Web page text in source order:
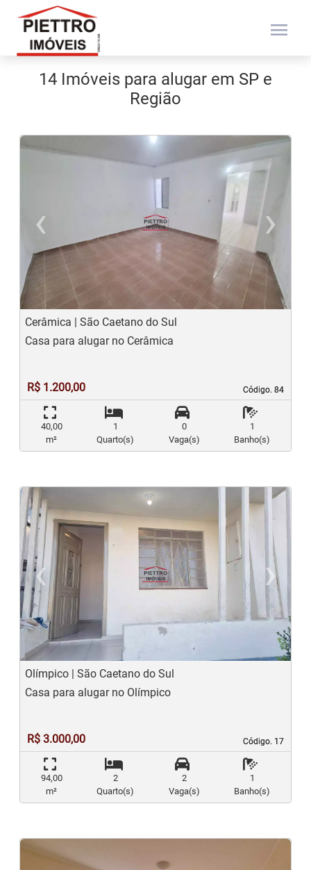
menu
14 Imóveis para alugar em SP e
Região
‹
Previous
›
Cerâmica | São Caetano do Sul
Código. 84
Código. 84
Casa para alugar no Cerâmica
R$ 1.200,00
40,00
m²
1
Quarto(s)
0
Vaga(s)
1
Banho(s)
‹
Previous
›
Olímpico | São Caetano do Sul
Código. 17
Código. 17
Casa para alugar no Olímpico
R$ 3.000,00
94,00
m²
2
Quarto(s)
2
Vaga(s)
1
Banho(s)